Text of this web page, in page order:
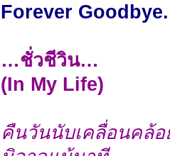
Forever Goodbye.
…ชั่วชีวิน…
(In My Life)
คืนวันนับเคลื่อนคล้